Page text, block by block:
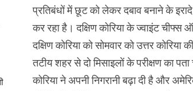
प्रतिबंधों में छूट को लेकर दबाव बनाने के
कर रहा है। दक्षिण कोरिया के ज्वाइंट
दक्षिण कोरिया को सोमवार को उत्तर कोरिया
तटीय शहर से दो मिसाइलों के परीक्षण का
कोरिया ने अपनी निगरानी बढ़ा दी है और